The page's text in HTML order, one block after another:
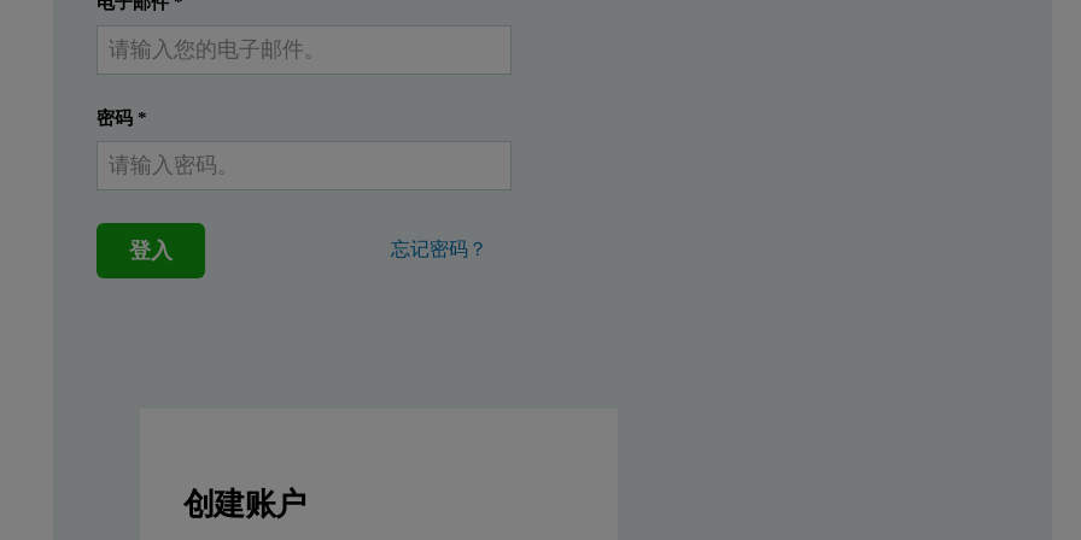
密码 *
登入 忘记密码？
创建账户